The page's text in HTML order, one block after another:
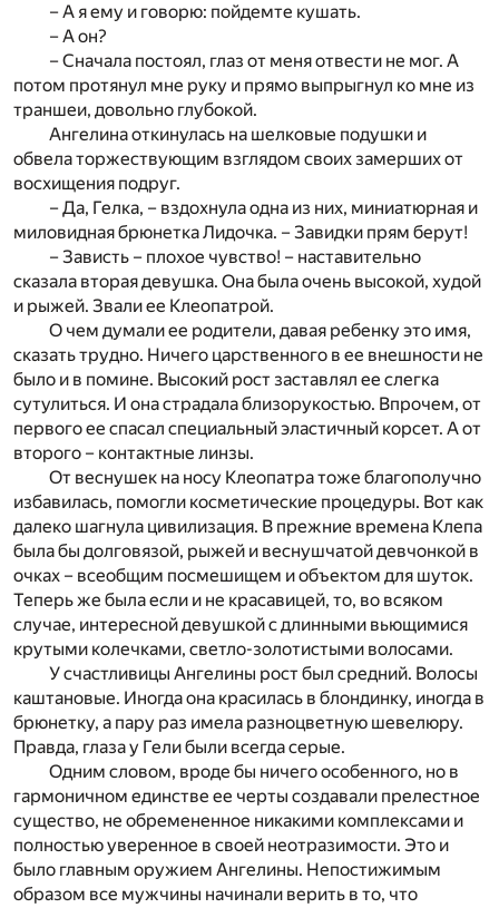
– А я ему и говорю: пойдемте кушать.
– А он?
– Сначала постоял, глаз от меня отвести не мог. А
потом протянул мне руку и прямо выпрыгнул ко мне из
траншеи, довольно глубокой.
Ангелина откинулась на шелковые подушки и
обвела торжествующим взглядом своих замерших от
восхищения подруг.
– Да, Гелка, – вздохнула одна из них, миниатюрная и
миловидная брюнетка Лидочка. – Завидки прям берут!
– Зависть – плохое чувство! – наставительно
сказала вторая девушка. Она была очень высокой, худой
и рыжей. Звали ее Клеопатрой.
О чем думали ее родители, давая ребенку это имя,
сказать трудно. Ничего царственного в ее внешности не
было и в помине. Высокий рост заставлял ее слегка
сутулиться. И она страдала близорукостью. Впрочем, от
первого ее спасал специальный эластичный корсет. А от
второго – контактные линзы.
От веснушек на носу Клеопатра тоже благополучно
избавилась, помогли косметические процедуры. Вот как
далеко шагнула цивилизация. В прежние времена Клепа
была бы долговязой, рыжей и веснушчатой девчонкой в
очках – всеобщим посмешищем и объектом для шуток.
Теперь же была если и не красавицей, то, во всяком
случае, интересной девушкой с длинными вьющимися
крутыми колечками, светло-золотистыми волосами.
У счастливицы Ангелины рост был средний. Волосы
каштановые. Иногда она красилась в блондинку, иногда в
брюнетку, а пару раз имела разноцветную шевелюру.
Правда, глаза у Гели были всегда серые.
Одним словом, вроде бы ничего особенного, но в
гармоничном единстве ее черты создавали прелестное
существо, не обремененное никакими комплексами и
полностью уверенное в своей неотразимости. Это и
было главным оружием Ангелины. Непостижимым
образом все мужчины начинали верить в то, что